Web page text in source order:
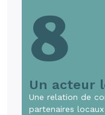
8
Un acteur
Une relation de
partenaires